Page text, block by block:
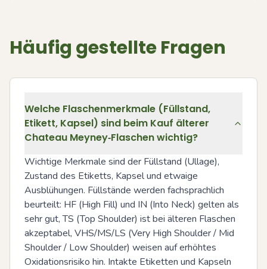
Häufig gestellte Fragen
Welche Flaschenmerkmale (Füllstand,
Etikett, Kapsel) sind beim Kauf älterer
Chateau Meyney‑Flaschen wichtig?
Wichtige Merkmale sind der Füllstand (Ullage),
Zustand des Etiketts, Kapsel und etwaige
Ausblühungen. Füllstände werden fachsprachlich
beurteilt: HF (High Fill) und IN (Into Neck) gelten als
sehr gut, TS (Top Shoulder) ist bei älteren Flaschen
akzeptabel, VHS/MS/LS (Very High Shoulder / Mid
Shoulder / Low Shoulder) weisen auf erhöhtes
Oxidationsrisiko hin. Intakte Etiketten und Kapseln